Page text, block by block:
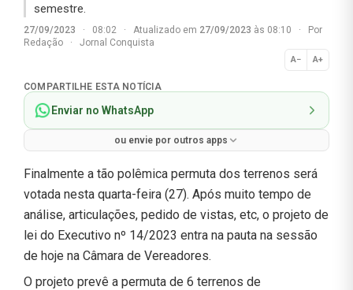
semestre.
27/09/2023 · 08:02 · Atualizado em 27/09/2023 às 08:10 ·
Por
Redação
· Jornal Conquista
A− A+
Normal
COMPARTILHE ESTA NOTÍCIA
Enviar no WhatsApp
ou envie por outros apps
Finalmente a tão polêmica permuta dos terrenos será
votada nesta quarta-feira (27). Após muito tempo de
análise, articulações, pedido de vistas, etc, o projeto de
lei do Executivo nº 14/2023 entra na pauta na sessão
de hoje na Câmara de Vereadores.
O projeto prevê a permuta de 6 terrenos de